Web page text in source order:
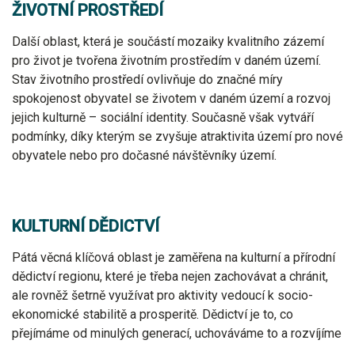
ŽIVOTNÍ PROSTŘEDÍ
Další oblast, která je součástí mozaiky kvalitního zázemí
pro život je tvořena životním prostředím v daném území.
Stav životního prostředí ovlivňuje do značné míry
spokojenost obyvatel se životem v daném území a rozvoj
jejich kulturně – sociální identity. Současně však vytváří
podmínky, díky kterým se zvyšuje atraktivita území pro nové
obyvatele nebo pro dočasné návštěvníky území.
KULTURNÍ DĚDICTVÍ
Pátá věcná klíčová oblast je zaměřena na kulturní a přírodní
dědictví regionu, které je třeba nejen zachovávat a chránit,
ale rovněž šetrně využívat pro aktivity vedoucí k socio-
ekonomické stabilitě a prosperitě. Dědictví je to, co
přejímáme od minulých generací, uchováváme to a rozvíjíme